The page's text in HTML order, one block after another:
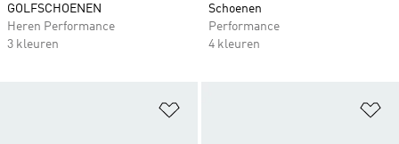
GOLFSCHOENEN
Heren Performance
3 kleuren
Schoenen
Performance
4 kleuren